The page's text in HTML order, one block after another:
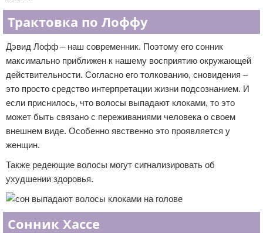
Трактовка по Лоффу
Дэвид Лофф – наш современник. Поэтому его сонник
максимально приближен к нашему восприятию окружающей
действительности. Согласно его толкованию, сновидения –
это просто средство интерпретации жизни подсознанием. И
если приснилось, что волосы выпадают клоками, то это
может быть связано с переживаниями человека о своем
внешнем виде. Особенно явственно это проявляется у
женщин.
Также редеющие волосы могут сигнализировать об
ухудшении здоровья.
Сонник Хассе